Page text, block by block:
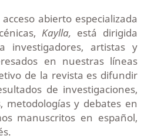
abierto especializada
Kaylla, está dirigida
investigadores, artistas y
en nuestras líneas
de la revista es difundir
de investigaciones,
metodologías y debates en
manuscritos en español,